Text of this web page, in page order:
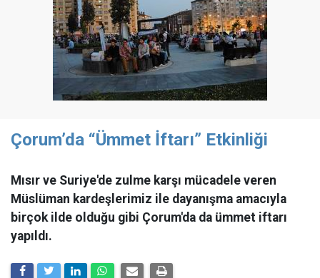
Çorum’da “Ümmet İftarı” Etkinliği
Mısır ve Suriye'de zulme karşı mücadele veren
Müslüman kardeşlerimiz ile dayanışma amacıyla
birçok ilde olduğu gibi Çorum'da da ümmet iftarı
yapıldı.